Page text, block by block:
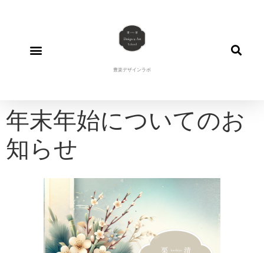
豊楽デザインラボ
年末年始についてのお
知らせ